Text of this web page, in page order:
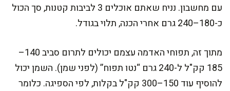
עם מחשבון. נניח שאתם אוכלים 3 לביבות קטנות, סך הכול
כ-180–240 גרם אחרי הכנה, תלוי בגודל.
מתוך זה, תפוחי האדמה עצמם יכולים לתרום סביב 140–
185 קק"ל ל-240 גרם “נטו תפוח” (לפני שמן). השמן יכול
להוסיף עוד 150–300 קק"ל בקלות, לפי הספיגה. כלומר